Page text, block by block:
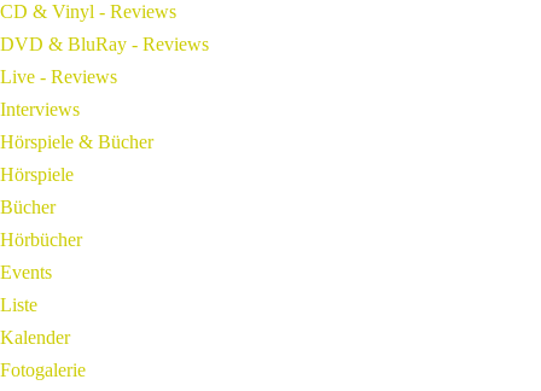
CD & Vinyl - Reviews
DVD & BluRay - Reviews
Live - Reviews
Interviews
Hörspiele & Bücher
Hörspiele
Bücher
Hörbücher
Events
Liste
Kalender
Fotogalerie